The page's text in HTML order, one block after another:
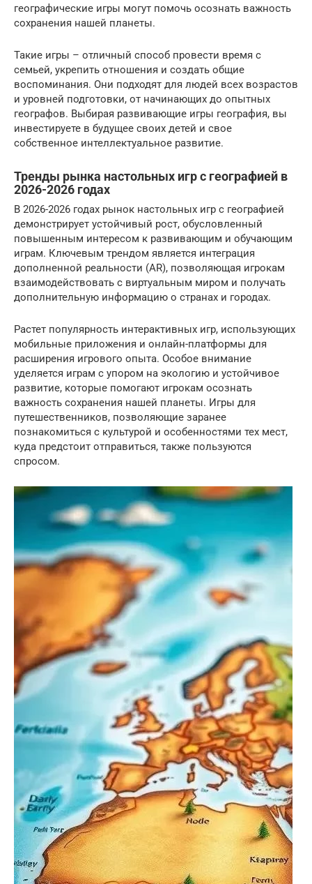
географические игры могут помочь осознать важность
сохранения нашей планеты.
Такие игры – отличный способ провести время с
семьей, укрепить отношения и создать общие
воспоминания. Они подходят для людей всех возрастов
и уровней подготовки, от начинающих до опытных
географов. Выбирая развивающие игры география, вы
инвестируете в будущее своих детей и свое
собственное интеллектуальное развитие.
Тренды рынка настольных игр с географией в
2026-2026 годах
В 2026-2026 годах рынок настольных игр с географией
демонстрирует устойчивый рост, обусловленный
повышенным интересом к развивающим и обучающим
играм. Ключевым трендом является интеграция
дополненной реальности (AR), позволяющая игрокам
взаимодействовать с виртуальным миром и получать
дополнительную информацию о странах и городах.
Растет популярность интерактивных игр, использующих
мобильные приложения и онлайн-платформы для
расширения игрового опыта. Особое внимание
уделяется играм с упором на экологию и устойчивое
развитие, которые помогают игрокам осознать
важность сохранения нашей планеты. Игры для
путешественников, позволяющие заранее
познакомиться с культурой и особенностями тех мест,
куда предстоит отправиться, также пользуются
спросом.